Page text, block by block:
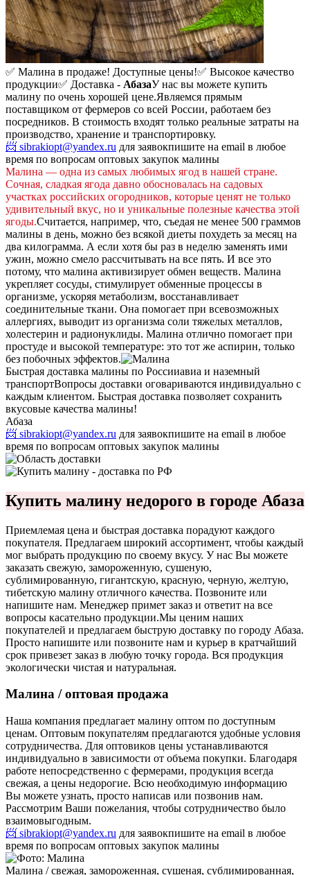
✅ Малина в продаже! Доступные цены!✅ Высокое качество
продукции✅ Доставка - АбазаУ нас вы можете купить
малину по очень хорошей цене.Являемся прямым
поставщиком от фермеров со всей России, работаем без
посредников. В стоимость входят только реальные затраты на
производство, хранение и транспортировку.
📨 sibrakiopt@yandex.ru для заявокпишите на email в любое
время по вопросам оптовых закупок малины
Малина — одна из самых любимых ягод в нашей стране.
Сочная, сладкая ягода давно обосновалась на садовых
участках российских огородников, которые ценят не только
удивительный вкус, но и уникальные полезные качества этой
ягоды.Считается, например, что, съедая не менее 500 граммов
малины в день, можно без всякой диеты похудеть за месяц на
два килограмма. А если хотя бы раз в неделю заменять ими
ужин, можно смело рассчитывать на все пять. И все это
потому, что малина активизирует обмен веществ. Малина
укрепляет сосуды, стимулирует обменные процессы в
организме, ускоряя метаболизм, восстанавливает
соединительные ткани. Она помогает при всевозможных
аллергиях, выводит из организма соли тяжелых металлов,
холестерин и радионуклиды. Малина отлично помогает при
простуде и высокой температуре: это тот же аспирин, только
без побочных эффектов.
Быстрая доставка малины по Россииавиа и наземный
транспортВопросы доставки оговариваются индивидуально с
каждым клиентом. Быстрая доставка позволяет сохранить
вкусовые качества малины!
Абаза
📨 sibrakiopt@yandex.ru для заявокпишите на email в любое
время по вопросам оптовых закупок малины
Купить малину недорого в городе Абаза
Приемлемая цена и быстрая доставка порадуют каждого
покупателя. Предлагаем широкий ассортимент, чтобы каждый
мог выбрать продукцию по своему вкусу. У нас Вы можете
заказать свежую, замороженную, сушеную,
сублимированную, гигантскую, красную, черную, желтую,
тибетскую малину отличного качества. Позвоните или
напишите нам. Менеджер примет заказ и ответит на все
вопросы касательно продукции.Мы ценим наших
покупателей и предлагаем быструю доставку по городу Абаза.
Просто напишите или позвоните нам и курьер в кратчайший
срок привезет заказ в любую точку города. Вся продукция
экологически чистая и натуральная.
Малина / оптовая продажа
Наша компания предлагает малину оптом по доступным
ценам. Оптовым покупателям предлагаются удобные условия
сотрудничества. Для оптовиков цены устанавливаются
индивидуально в зависимости от объема покупки. Благодаря
работе непосредственно с фермерами, продукция всегда
свежая, а цены недорогие. Всю необходимую информацию
Вы можете узнать, просто написав или позвонив нам.
Рассмотрим Ваши пожелания, чтобы сотрудничество было
взаимовыгодным.
📨 sibrakiopt@yandex.ru для заявокпишите на email в любое
время по вопросам оптовых закупок малины
Малина / свежая, замороженная, сушеная, сублимированная,